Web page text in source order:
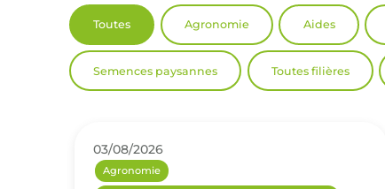
Toutes Agronomie Aides
Semences paysannes Toutes filières
03/08/2026
Agronomie